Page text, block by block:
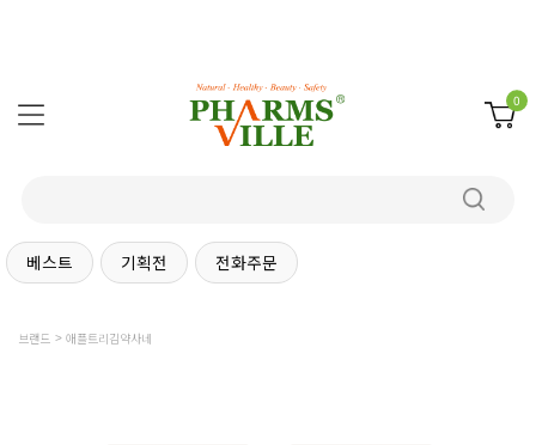
0
베스트 기획전 전화주문
브랜드 애플트리김약사네